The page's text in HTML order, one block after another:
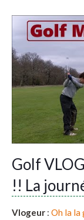
Golf
!! La
Vlogeur : Oh la la